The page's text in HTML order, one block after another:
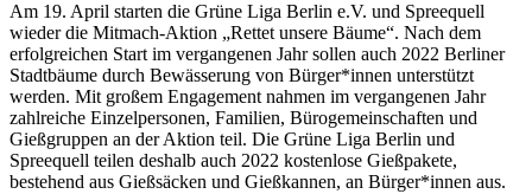
Am 19. April starten die Grüne Liga Berlin e.V. und Spreequell
wieder die Mitmach-Aktion „Rettet unsere Bäume“. Nach dem
erfolgreichen Start im vergangenen Jahr sollen auch 2022 Berliner
Stadtbäume durch Bewässerung von Bürger*innen unterstützt
werden. Mit großem Engagement nahmen im vergangenen Jahr
zahlreiche Einzelpersonen, Familien, Bürogemeinschaften und
Gießgruppen an der Aktion teil. Die Grüne Liga Berlin und
Spreequell teilen deshalb auch 2022 kostenlose Gießpakete,
bestehend aus Gießsäcken und Gießkannen, an Bürger*innen aus.